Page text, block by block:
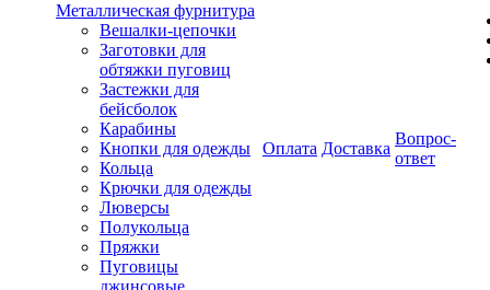
Металлическая фурнитура
Вешалки-цепочки
Заготовки для
обтяжки пуговиц
Застежки для
бейсболок
Карабины
Кнопки для одежды
Кольца
Крючки для одежды
Люверсы
Полукольца
Пряжки
Пуговицы
джинсовые
Оплата Доставка
Вопрос-
ответ